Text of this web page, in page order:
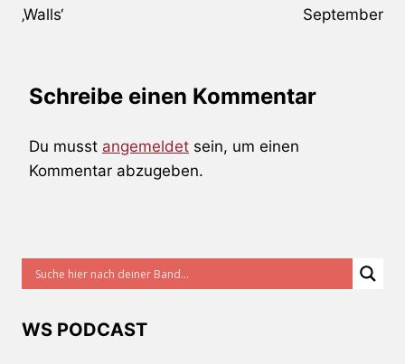
‚Walls‘
September
Schreibe einen Kommentar
Du musst angemeldet sein, um einen
Kommentar abzugeben.
WS PODCAST